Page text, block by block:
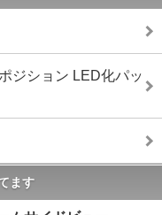
ジション LED化パッ
ます